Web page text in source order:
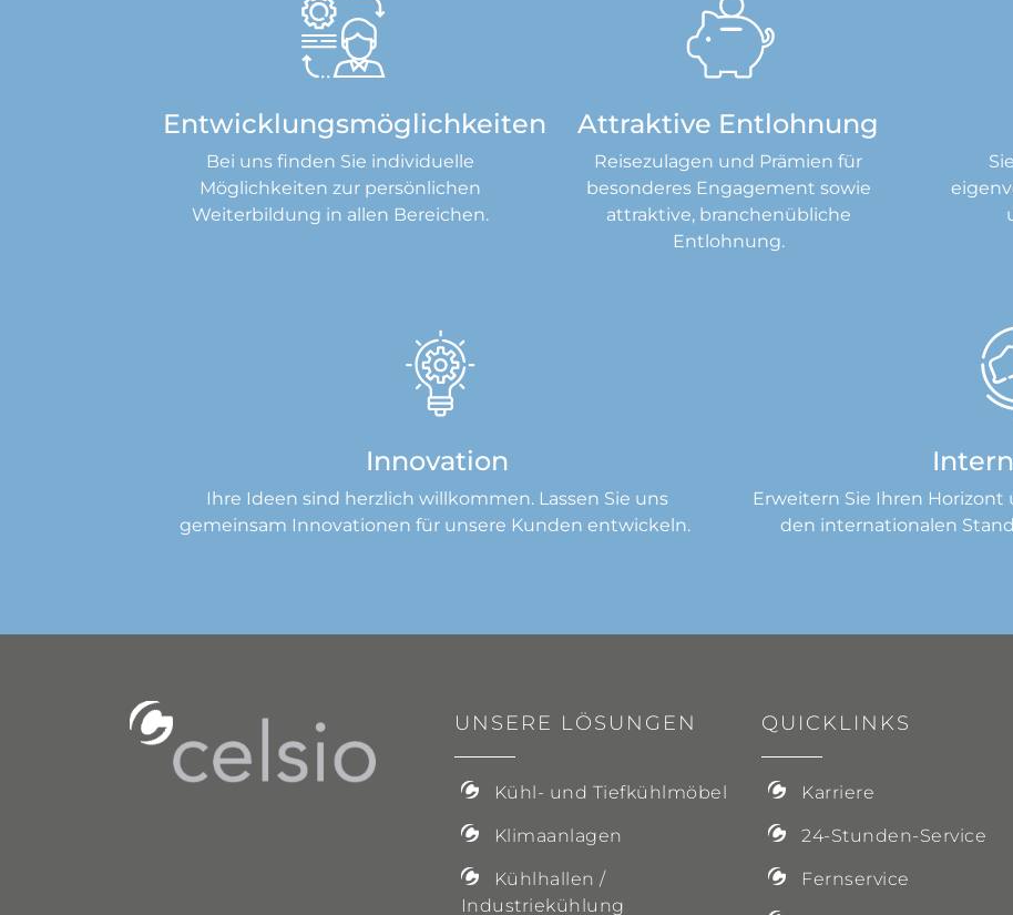
Entwicklungsmöglichkeiten
Bei uns finden Sie individuelle
Möglichkeiten zur persönlichen
Weiterbildung in allen Bereichen.
Attraktive Entlohnung
Reisezulagen und Prämien für
besonderes Engagement sowie
attraktive, branchenübliche
Entlohnung.
Innovation
Ihre Ideen sind herzlich willkommen. Lassen Sie uns
gemeinsam Innovationen für unsere Kunden entwickeln.
Erweitern Sie Ihren
den internationalen
UNSERE LÖSUNGEN
Kühl- und Tiefkühlmöbel
Klimaanlagen
Kühlhallen /
Industriekühlung
QUICKLINKS
Karriere
24-Stunden-Service
Fernservice